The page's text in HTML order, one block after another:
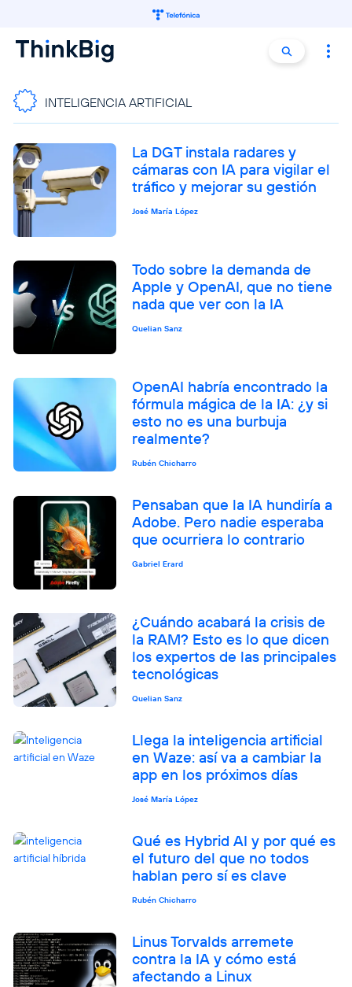
Buscar
INTELIGENCIA ARTIFICIAL
La DGT instala radares y
cámaras con IA para vigilar el
tráfico y mejorar su gestión
José María López
Todo sobre la demanda de
Apple y OpenAI, que no tiene
nada que ver con la IA
Quelian Sanz
OpenAI habría encontrado la
fórmula mágica de la IA: ¿y si
esto no es una burbuja
realmente?
Rubén Chicharro
Pensaban que la IA hundiría a
Adobe. Pero nadie esperaba
que ocurriera lo contrario
Gabriel Erard
¿Cuándo acabará la crisis de
la RAM? Esto es lo que dicen
los expertos de las principales
tecnológicas
Quelian Sanz
Llega la inteligencia artificial
en Waze: así va a cambiar la
app en los próximos días
José María López
Qué es Hybrid AI y por qué es
el futuro del que no todos
hablan pero sí es clave
Rubén Chicharro
Linus Torvalds arremete
contra la IA y cómo está
afectando a Linux